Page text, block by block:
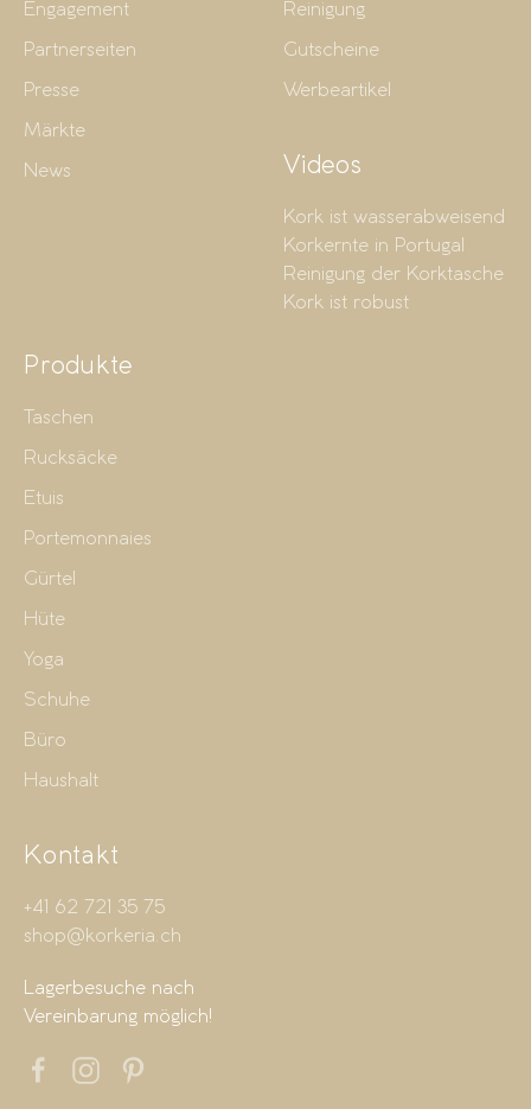
Engagement
Partnerseiten
Presse
Märkte
News
Reinigung
Gutscheine
Werbeartikel
Videos
Kork ist wasserabweisend
Korkernte in Portugal
Reinigung der Korktasche
Kork ist robust
Produkte
Taschen
Rucksäcke
Etuis
Portemonnaies
Gürtel
Hüte
Yoga
Schuhe
Büro
Haushalt
Kontakt
+41 62 721 35 75
shop@korkeria.ch
Lagerbesuche nach
Vereinbarung möglich!